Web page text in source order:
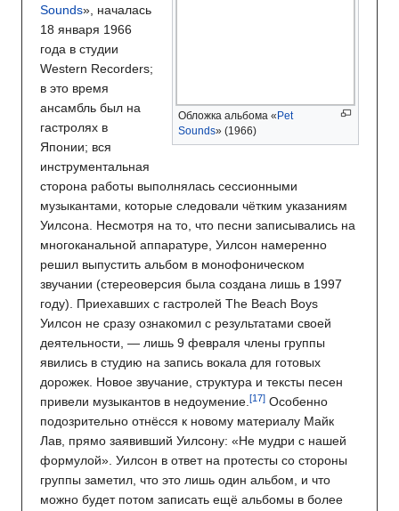
Обложка альбома « Pet
Sounds» (1966)
Sounds», началась
18 января 1966
года в студии
Western Recorders;
в это время
ансамбль был на
гастролях в
Японии; вся
инструментальная
сторона работы выполнялась сессионными
музыкантами, которые следовали чётким указаниям
Уилсона. Несмотря на то, что песни записывались на
многоканальной аппаратуре, Уилсон намеренно
решил выпустить альбом в монофоническом
звучании (стереоверсия была создана лишь в 1997
году). Приехавших с гастролей The Beach Boys
Уилсон не сразу ознакомил с результатами своей
деятельности, — лишь 9 февраля члены группы
явились в студию на запись вокала для готовых
дорожек. Новое звучание, структура и тексты песен
привели музыкантов в недоумение.
Особенно
подозрительно отнёсся к новому материалу Майк
Лав, прямо заявивший Уилсону: «Не мудри с нашей
формулой». Уилсон в ответ на протесты со стороны
группы заметил, что это лишь один альбом, и что
можно будет потом записать ещё альбомы в более